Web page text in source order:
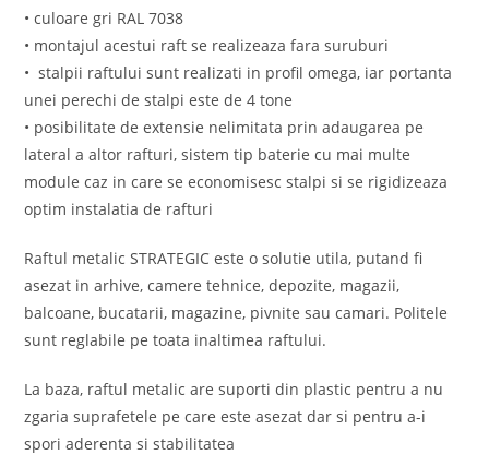
• culoare gri RAL 7038
• montajul acestui raft se realizeaza fara suruburi
• stalpii raftului sunt realizati in profil omega, iar portanta
unei perechi de stalpi este de 4 tone
• posibilitate de extensie nelimitata prin adaugarea pe
lateral a altor rafturi, sistem tip baterie cu mai multe
module caz in care se economisesc stalpi si se rigidizeaza
optim instalatia de rafturi
Raftul metalic STRATEGIC este o solutie utila, putand fi
asezat in arhive, camere tehnice, depozite, magazii,
balcoane, bucatarii, magazine, pivnite sau camari. Politele
sunt reglabile pe toata inaltimea raftului.
La baza, raftul metalic are suporti din plastic pentru a nu
zgaria suprafetele pe care este asezat dar si pentru a-i
spori aderenta si stabilitatea